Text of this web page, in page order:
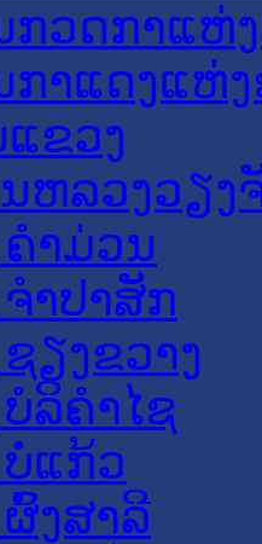
ກວດກາແຫ່
ກາແດງແຫ່
ຂວງ
ຫລວງວຽງ
າມ່ວນ
າປາສັກ
ຽງຂວາງ
ລິຄໍາໄຊ
ແກ້ວ
ງສາລີ